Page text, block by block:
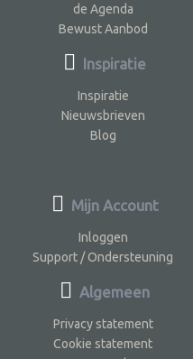
de Agenda
Bewust Aanbod
Inspiratie
Inspiratie
Nieuwsbrieven
Blog
Mijn Account
Inloggen
Support / Ondersteuning
Algemeen
Privacy statement
Cookie statement